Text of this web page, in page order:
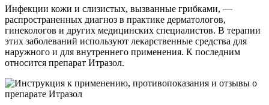
Инфекции кожи и слизистых, вызванные грибками, —
распространенных диагноз в практике дерматологов,
гинекологов и других медицинских специалистов. В терапии
этих заболеваний используют лекарственные средства для
наружного и для внутреннего применения. К последним
относится препарат Итразол.